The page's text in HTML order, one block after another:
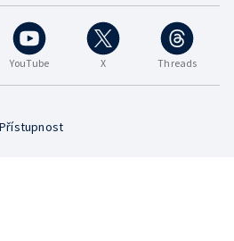
YouTube X Threads
Přístupnost